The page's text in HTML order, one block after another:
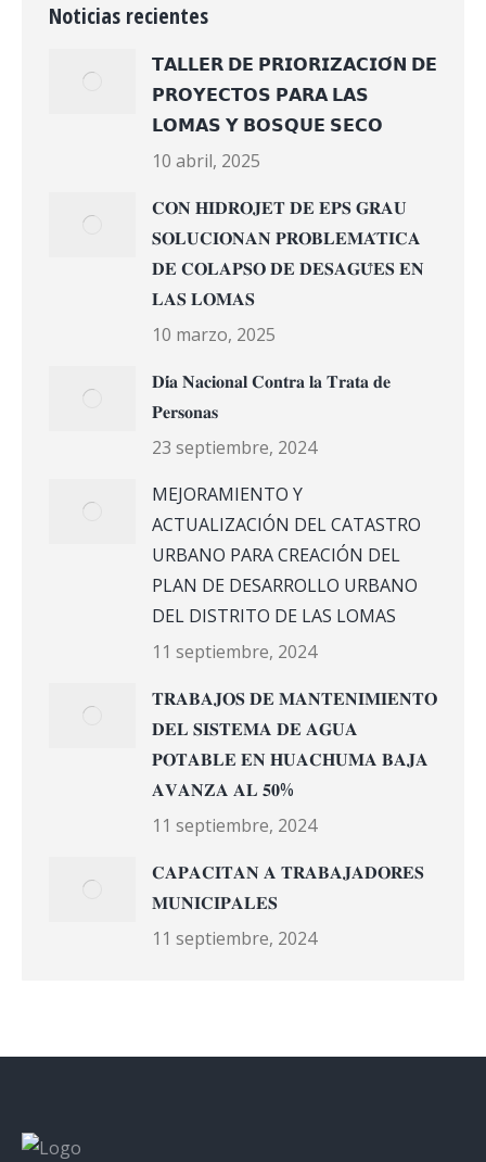
Noticias recientes
𝗧𝗔𝗟𝗟𝗘𝗥 𝗗𝗘 𝗣𝗥𝗜𝗢𝗥𝗜𝗭𝗔𝗖𝗜𝗢́𝗡 𝗗𝗘
𝗣𝗥𝗢𝗬𝗘𝗖𝗧𝗢𝗦 𝗣𝗔𝗥𝗔 𝗟𝗔𝗦
𝗟𝗢𝗠𝗔𝗦 𝗬 𝗕𝗢𝗦𝗤𝗨𝗘 𝗦𝗘𝗖𝗢
10 abril, 2025
𝐂𝐎𝐍 𝐇𝐈𝐃𝐑𝐎𝐉𝐄𝐓 𝐃𝐄 𝐄𝐏𝐒 𝐆𝐑𝐀𝐔
𝐒𝐎𝐋𝐔𝐂𝐈𝐎𝐍𝐀𝐍 𝐏𝐑𝐎𝐁𝐋𝐄𝐌𝐀́𝐓𝐈𝐂𝐀
𝐃𝐄 𝐂𝐎𝐋𝐀𝐏𝐒𝐎 𝐃𝐄 𝐃𝐄𝐒𝐀𝐆𝐔̈𝐄𝐒 𝐄𝐍
𝐋𝐀𝐒 𝐋𝐎𝐌𝐀𝐒
10 marzo, 2025
𝐃𝐢́𝐚 𝐍𝐚𝐜𝐢𝐨𝐧𝐚𝐥 𝐂𝐨𝐧𝐭𝐫𝐚 𝐥𝐚 𝐓𝐫𝐚𝐭𝐚 𝐝𝐞
𝐏𝐞𝐫𝐬𝐨𝐧𝐚𝐬
23 septiembre, 2024
MEJORAMIENTO Y
ACTUALIZACIÓN DEL CATASTRO
URBANO PARA CREACIÓN DEL
PLAN DE DESARROLLO URBANO
DEL DISTRITO DE LAS LOMAS
11 septiembre, 2024
𝐓𝐑𝐀𝐁𝐀𝐉𝐎𝐒 𝐃𝐄 𝐌𝐀𝐍𝐓𝐄𝐍𝐈𝐌𝐈𝐄𝐍𝐓𝐎
𝐃𝐄𝐋 𝐒𝐈𝐒𝐓𝐄𝐌𝐀 𝐃𝐄 𝐀𝐆𝐔𝐀
𝐏𝐎𝐓𝐀𝐁𝐋𝐄 𝐄𝐍 𝐇𝐔𝐀𝐂𝐇𝐔𝐌𝐀 𝐁𝐀𝐉𝐀
𝐀𝐕𝐀𝐍𝐙𝐀 𝐀𝐋 𝟓𝟎%
11 septiembre, 2024
𝐂𝐀𝐏𝐀𝐂𝐈𝐓𝐀𝐍 𝐀 𝐓𝐑𝐀𝐁𝐀𝐉𝐀𝐃𝐎𝐑𝐄𝐒
𝐌𝐔𝐍𝐈𝐂𝐈𝐏𝐀𝐋𝐄𝐒
11 septiembre, 2024